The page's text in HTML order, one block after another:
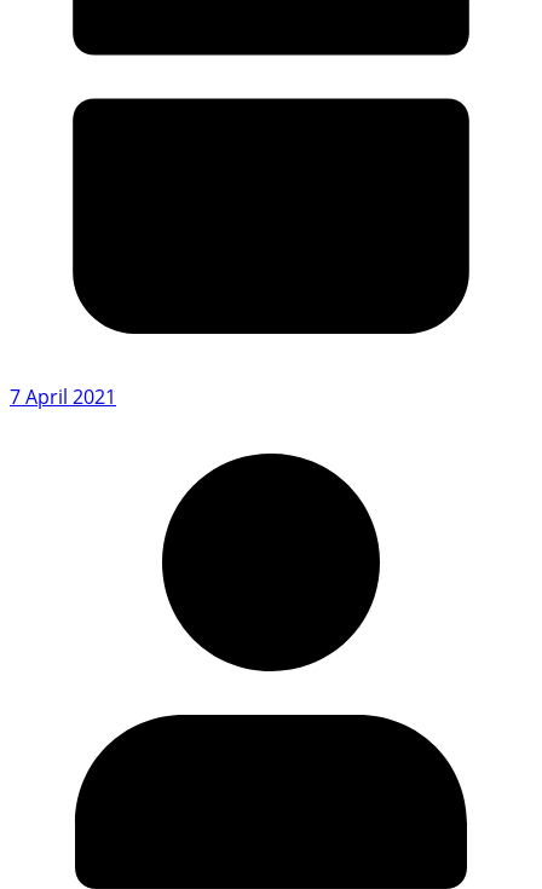
7 April 2021